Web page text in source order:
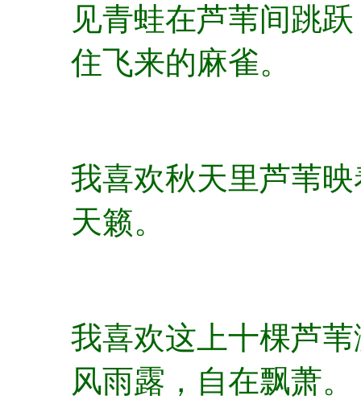
见青蛙在芦苇间跳
住飞来的麻雀。
我喜欢秋天里芦苇
天籁。
我喜欢这上十棵芦
风雨露，自在飘萧。